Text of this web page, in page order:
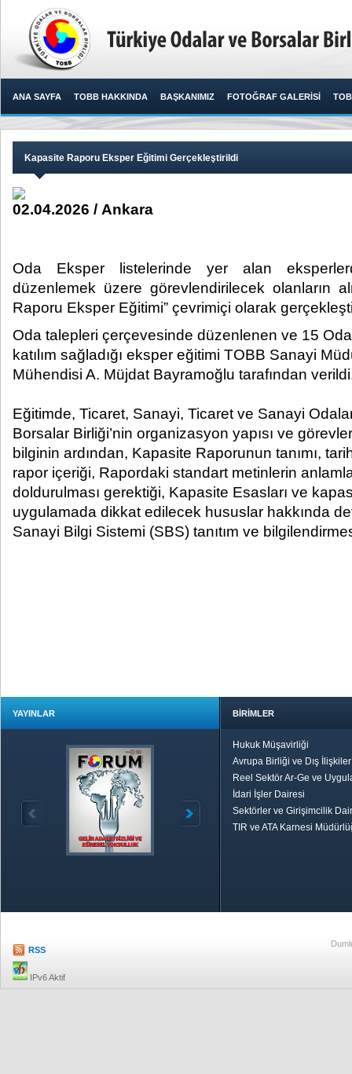
ANA SAYFA TOBB HAKKINDA BAŞKANIMIZ FOTOĞRAF GALERİSİ
Kapasite Raporu Eksper Eğitimi Gerçekleştirildi
02.04.2026 / Ankara
Oda Eksper listelerinde yer alan
düzenlemek üzere görevlendirilecek olanların
Raporu Eksper Eğitimi” çevrimiçi olarak
Oda talepleri çerçevesinde düzenlenen ve 15
katılım sağladığı eksper eğitimi TOBB Sanayi
Mühendisi A. Müjdat Bayramoğlu tarafından
Eğitimde, Ticaret, Sanayi, Ticaret ve Sanayi
Borsalar Birliği’nin organizasyon yapısı ve
bilginin ardından, Kapasite Raporunun tanımı,
rapor içeriği, Rapordaki standart metinlerin
doldurulması gerektiği, Kapasite Esasları ve
uygulamada dikkat edilecek hususlar hakkında
Sanayi Bilgi Sistemi (SBS) tanıtım ve
YAYINLAR BİRİMLER
Hukuk Müşavirliği
Avrupa Birliği ve Dış
Reel Sektör Ar-Ge ve
İdari İşler Dairesi
Sektörler ve Girişimcilik
TIR ve ATA Karnesi
RSS
IPv6 Aktif